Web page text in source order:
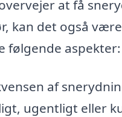
at få
kan det også
følgende aspekter:
af
ugentligt eller